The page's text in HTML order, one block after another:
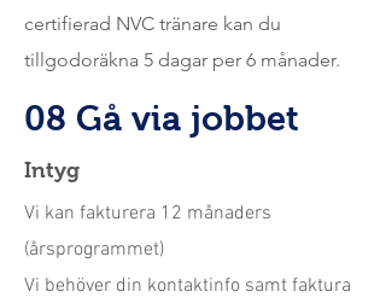
certifierad NVC tränare kan du
tillgodoräkna 5 dagar per 6 månader.
08 Gå via jobbet
Intyg
Vi kan fakturera 12 månaders
(årsprogrammet)
Vi behöver din kontaktinfo samt faktura